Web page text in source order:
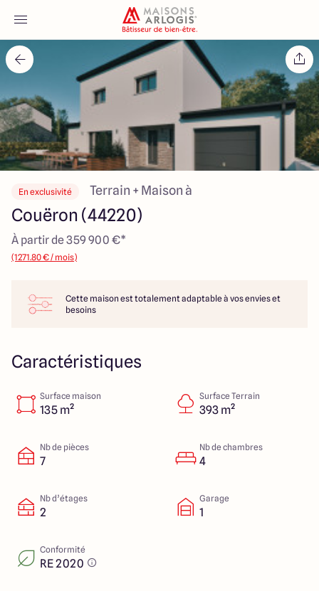
Accueil
Nos maisons
Nos annonces
Votre projet
Qui sommes-nous
Maisons ARLOGIS Nantes
4.7 4.7
En exclusivité Terrain + Maison à
Couëron (44220)
À partir de 359 900 €*
(1271.80 € / mois)
Cette maison est totalement adaptable à vos envies et
besoins
Caractéristiques
Surface maison
135 m²
Surface Terrain
393 m²
Nb de pièces
7
Nb de chambres
4
Nb d’étages
2
Garage
1
Conformité
RE 2020